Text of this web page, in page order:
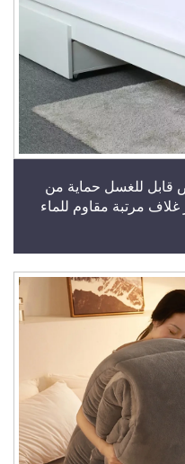
قابل للغسل حماية من